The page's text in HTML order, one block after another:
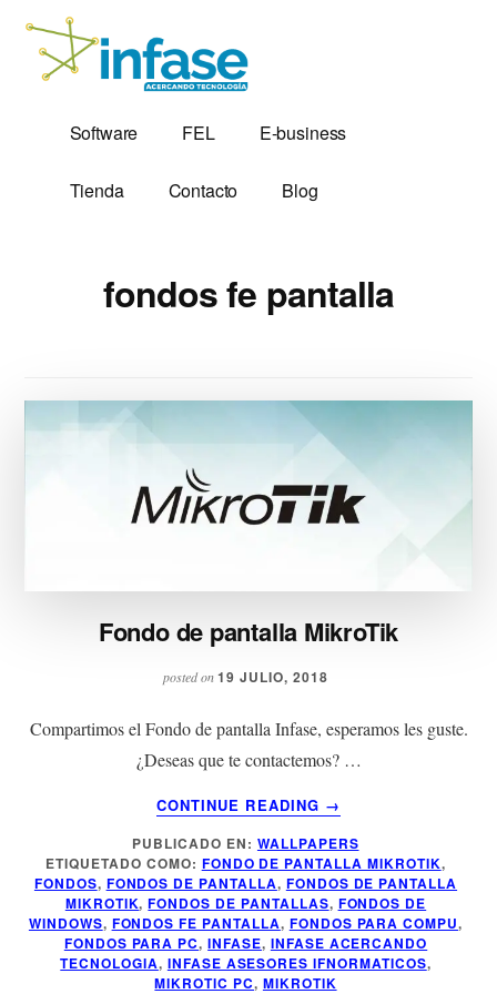
contenido
Additional
menu
Soluciones
Tecnológicas
desde
1,999
Electrónica
Software FEL E-business
Tienda Contacto Blog
fondos fe pantalla
Fondo de pantalla MikroTik
posted on19 JULIO, 2018
Compartimos el Fondo de pantalla Infase, esperamos les guste.
¿Deseas que te contactemos? …
CONTINUE READING
ACERCA
DE
FONDO
DE
PANTALLA
MIKROTIK
→
PUBLICADO EN: WALLPAPERS
ETIQUETADO COMO: FONDO DE PANTALLA MIKROTIK,
FONDOS, FONDOS DE PANTALLA, FONDOS DE PANTALLA
MIKROTIK,FONDOS DE PANTALLAS, FONDOS DE
WINDOWS, FONDOS FE PANTALLA, FONDOS PARA COMPU,
FONDOS PARA PC,INFASE, INFASE ACERCANDO
TECNOLOGIA, INFASE ASESORES IFNORMATICOS,
MIKROTIC PC, MIKROTIK